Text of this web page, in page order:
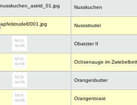
Nusskuchen
Nussstrudel
Obatzter II
Ochsenauge im Zwiebelbett
Orangenbutter
Orangentoast